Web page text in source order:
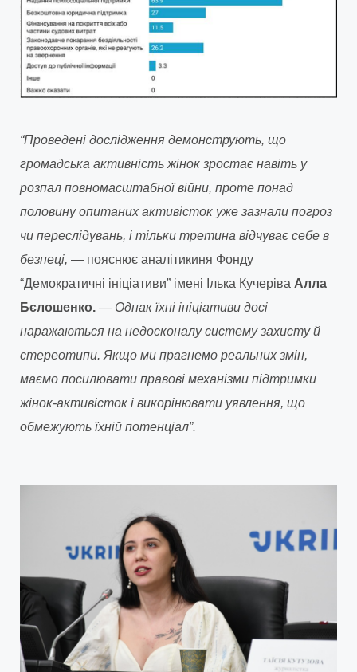
“Проведені дослідження демонструють, що
громадська активність жінок зростає навіть у
розпал повномасштабної війни, проте понад
половину опитаних активісток уже зазнали погроз
чи переслідувань, і тільки третина відчуває себе в
безпеці, — пояснює аналітикиня Фонду
“Демократичні ініціативи” імені Ілька Кучеріва Алла
Бєлошенко. — Однак їхні ініціативи досі
наражаються на недосконалу систему захисту й
стереотипи. Якщо ми прагнемо реальних змін,
маємо посилювати правові механізми підтримки
жінок-активісток і викорінювати уявлення, що
обмежують їхній потенціал”.